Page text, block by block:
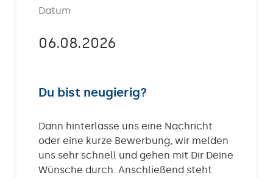
Datum
06.08.2026
Du bist neugierig?
Dann hinterlasse uns eine Nachricht
oder eine kurze Bewerbung, wir melden
uns sehr schnell und gehen mit Dir Deine
Wünsche durch. Anschließend steht